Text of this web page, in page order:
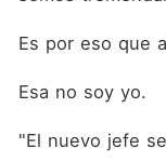
Es por eso que
Esa no soy yo.
"El nuevo jefe